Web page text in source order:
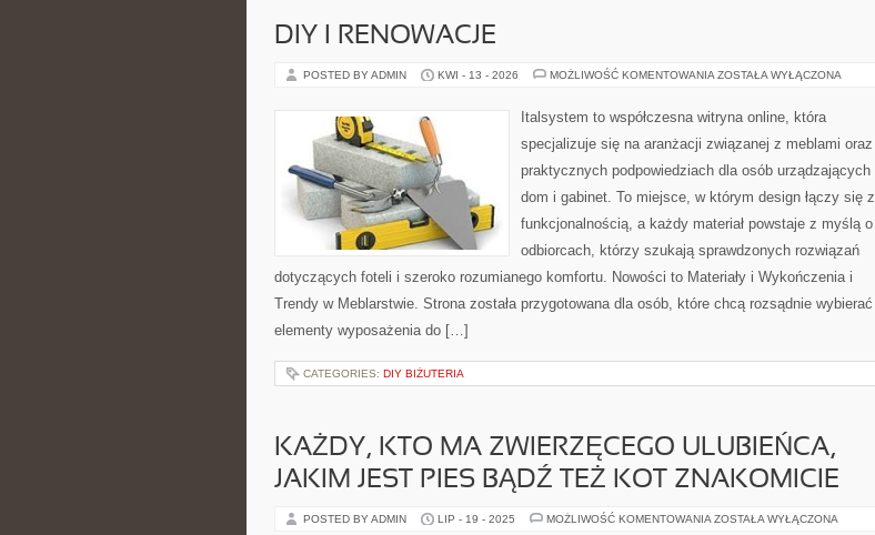
DIY I RENOWACJE
POSTED BY ADMIN KWI - 13 - 2026 MOŻLIWOŚĆ KOMENTOWANIA DIY
ZOSTAŁA WYŁĄCZONA
Italsystem to współczesna witryna online, która
specjalizuje się na aranżacji związanej z meblami oraz
praktycznych podpowiedziach dla osób urządzających
dom i gabinet. To miejsce, w którym design łączy się z
funkcjonalnością, a każdy materiał powstaje z myślą o
odbiorcach, którzy szukają sprawdzonych rozwiązań
dotyczących foteli i szeroko rozumianego komfortu. Nowości to Materiały i Wykończenia i
Trendy w Meblarstwie. Strona została przygotowana dla osób, które chcą rozsądnie wybierać
elementy wyposażenia do […]
CATEGORIES: DIY BIŻUTERIA
KAŻDY, KTO MA ZWIERZĘCEGO ULUBIEŃCA,
JAKIM JEST PIES BĄDŹ TEŻ KOT ZNAKOMICIE
POSTED BY ADMIN LIP - 19 - 2025 MOŻLIWOŚĆ KOMENTOWANIA KAŻDY,
ZOSTAŁA WYŁĄCZONA